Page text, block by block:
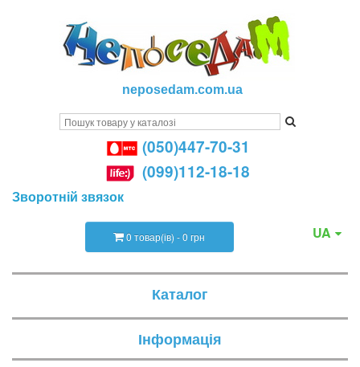
neposedam.com.ua
(050)447-70-31
(099)112-18-18
Зворотній звязок
UA
0 товар(ів) - 0 грн
Каталог
Інформація